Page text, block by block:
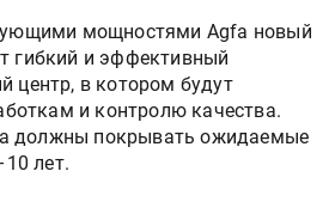
мощностями Agfa новый
гибкий и эффективный
центр, в котором будут
и контролю качества.
должны покрывать ожидаемые
лет.